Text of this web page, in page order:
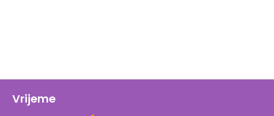
Vrijeme